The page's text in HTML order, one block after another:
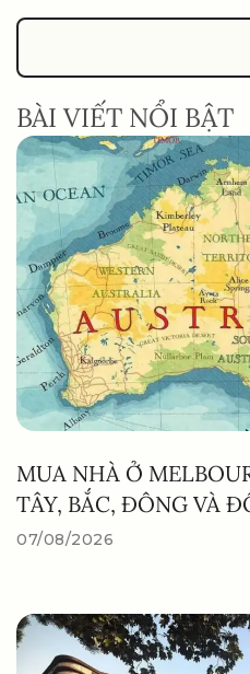
BÀI VIẾT NỔI BẬT
MUA NHÀ Ở
TÂY, BẮC, ĐÔNG VÀ
07/08/2026